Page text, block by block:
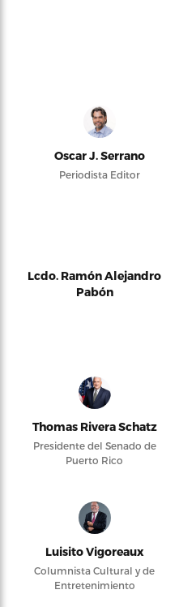
Oscar J. Serrano
Periodista Editor
Lcdo. Ramón Alejandro
Pabón
Thomas Rivera Schatz
Presidente del Senado de
Puerto Rico
Luisito Vigoreaux
Columnista Cultural y de
Entretenimiento